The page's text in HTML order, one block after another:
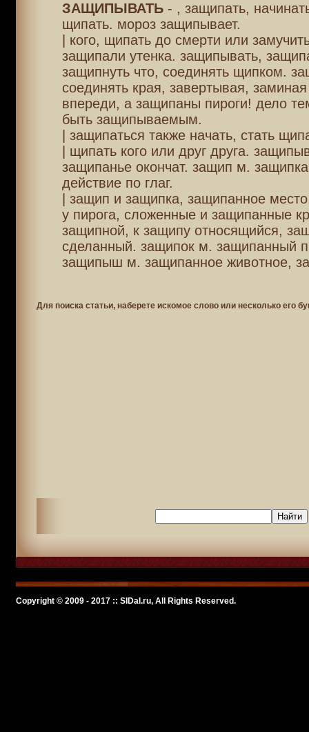
ЗАЩИПЫВАТЬ- , защипать,
щипать. мороз защипывает.
| кого, щипать до смерти или
защипали утенка. защипывать,
защипнуть что, соединять щипком.
соединять края, завертывая,
впереди, а защипаны пироги! дело
быть защипываемым.
| защипаться также начать, стать
| щипать кого или друг друга.
защипанье окончат. защип м.
действие по глаг.
| защип и защипка, защипанное
у пирога, сложенные и защипанные
защипной, к защипу относящийся,
сделанный. защипок м. защипанный
защипыш м. защипанное животное,
Для поиска статьи, наберете искомое слово или несколько его
Copyright © 2009 - 2017 :: SlDal.ru, All Rights Reserved.